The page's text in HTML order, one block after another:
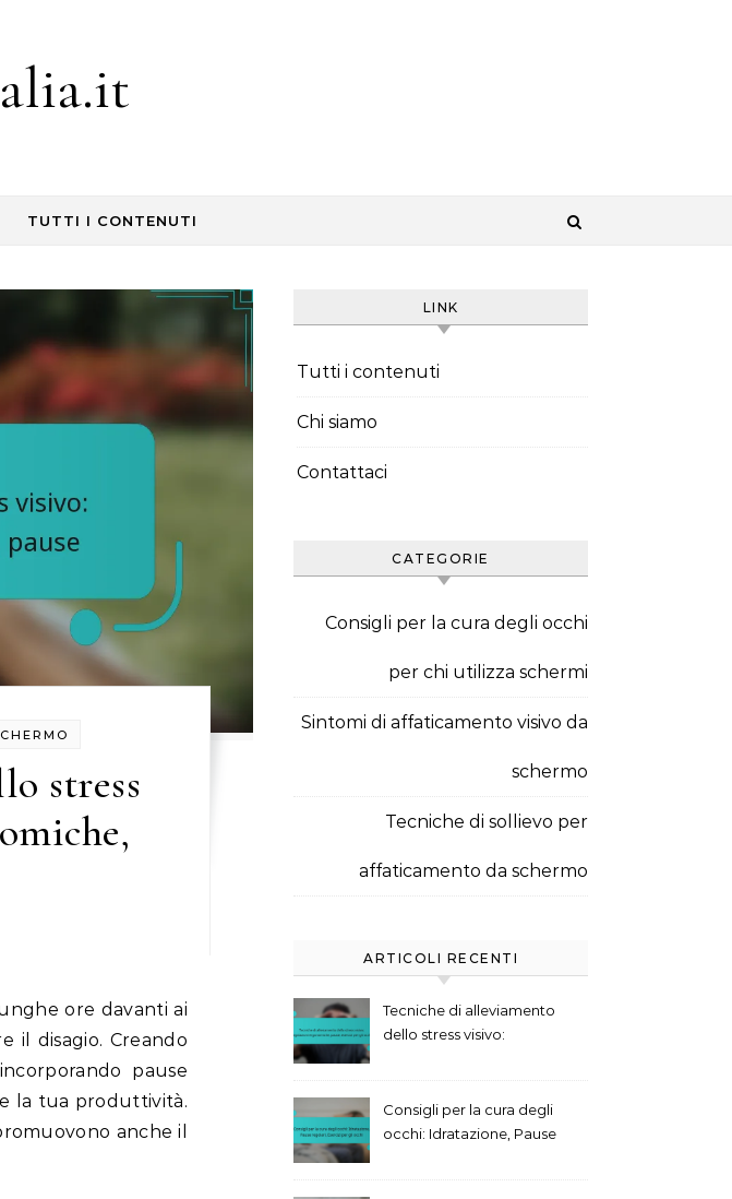
TUTTI I CONTENUTI
stress
il disagio. Creando
pause
la tua produttività.
anche il
LINK
Tutti i contenuti
Chi siamo
Contattaci
CATEGORIE
Consigli per la cura degli occhi
per chi utilizza schermi
Sintomi di affaticamento visivo da
schermo
Tecniche di sollievo per
affaticamento da schermo
ARTICOLI RECENTI
Tecniche di alleviamento
dello stress visivo:
Consigli per la cura degli
occhi: Idratazione, Pause